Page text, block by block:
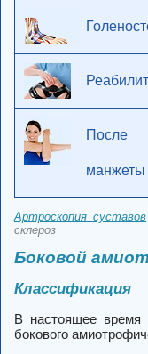
После
манжеты
Артроскопия суставов
склероз
Боковой
Классификация
В настоящее время
бокового